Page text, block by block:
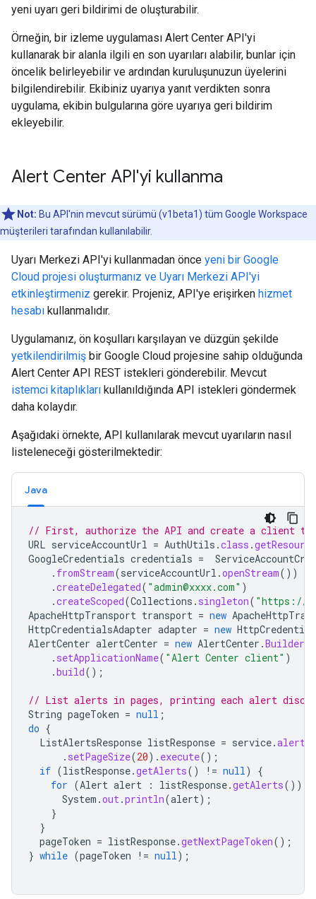
yeni uyarı geri bildirimi de oluşturabilir.
Örneğin, bir izleme uygulaması Alert Center API'yi
kullanarak bir alanla ilgili en son uyarıları alabilir, bunlar için
öncelik belirleyebilir ve ardından kuruluşunuzun üyelerini
bilgilendirebilir. Ekibiniz uyarıya yanıt verdikten sonra
uygulama, ekibin bulgularına göre uyarıya geri bildirim
ekleyebilir.
Alert Center API'yi kullanma
Not: Bu API'nin mevcut sürümü (v1beta1) tüm Google Workspace
müşterileri tarafından kullanılabilir.
Uyarı Merkezi API'yi kullanmadan önce yeni bir Google
Cloud projesi oluşturmanız ve Uyarı Merkezi API'yi
etkinleştirmeniz gerekir. Projeniz, API'ye erişirken hizmet
hesabı kullanmalıdır.
Uygulamanız, ön koşulları karşılayan ve düzgün şekilde
yetkilendirilmiş bir Google Cloud projesine sahip olduğunda
Alert Center API REST istekleri gönderebilir. Mevcut
istemci kitaplıkları kullanıldığında API istekleri göndermek
daha kolaydır.
Aşağıdaki örnekte, API kullanılarak mevcut uyarıların nasıl
listeleneceği gösterilmektedir:
Java
// First, authorize the API and create a client to
URL serviceAccountUrl = AuthUtils .class .getResource
GoogleCredentials credentials =
. fromStream(serviceAccountUrl .openStream())
.createDelegated( "admin@xxxx.com" )
.createScoped(Collections . singleton( "https://
ApacheHttpTransport transport = new
HttpCredentialsAdapter adapter = new
AlertCenter alertCenter = new AlertCenter .Builder
. setApplicationName( "Alert Center client" )
.build();
// List alerts in pages, printing each alert
String pageToken = null ;
do {
ListAlertsResponse listResponse = service.alerts
. setPageSize(20). execute();
if (listResponse.getAlerts() != null)
{
for (Alert alert : listResponse.getAlerts())
System .out.println(alert);
}
}
pageToken = listResponse.getNextPageToken();
} while (pageToken != null);